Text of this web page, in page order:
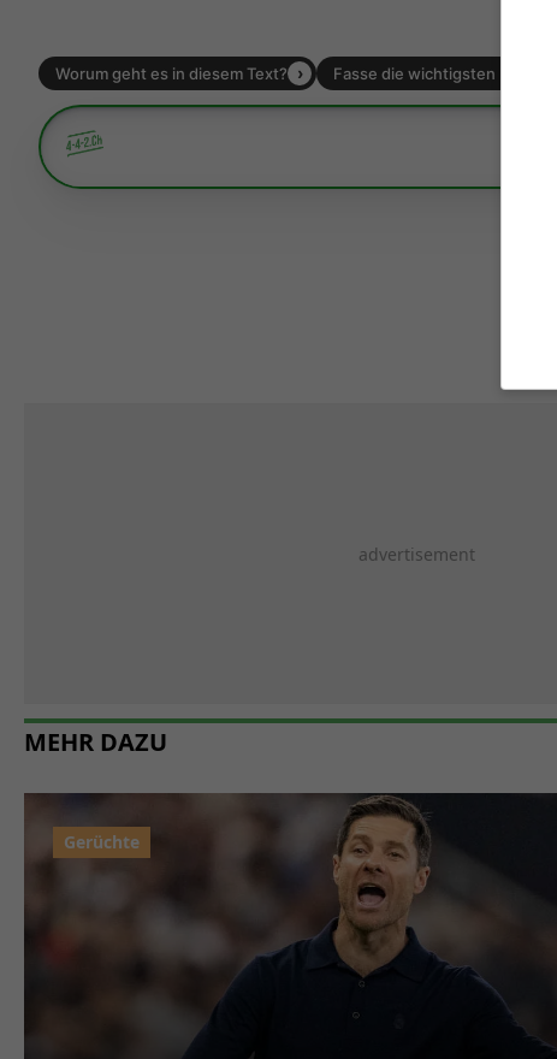
MEHR DAZU